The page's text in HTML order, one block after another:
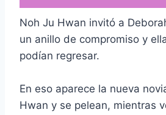
Noh Ju Hwan invitó a
un anillo de compromiso y
podían regresar.
En eso aparece la nueva
Hwan y se pelean, mientras